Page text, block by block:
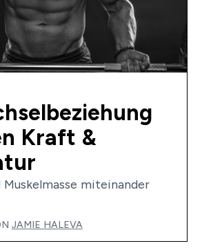
Kraft &
miteinander
JAMIE HALEVA